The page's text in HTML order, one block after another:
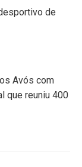
de
Avós com
que reuniu 400